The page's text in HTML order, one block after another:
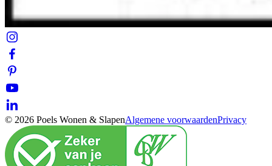
© 2026 Poels Wonen & SlapenAlgemene voorwaardenPrivacy